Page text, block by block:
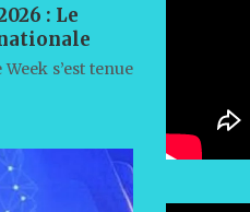
: Le
s’est tenue